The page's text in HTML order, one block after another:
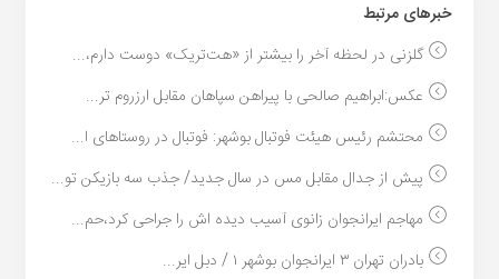
خبر‌های مرتبط
گلزنی در لحظه آخر را بیشتر از «هت‌تریک» دوست دارم،...
عکس:ابراهیم صالحی با پیراهن سپاهان مقابل ارزروم تر...
محتشم رئیس هیئت فوتبال بوشهر: فوتبال در روستاهای ا...
پیش از جدال مقابل مس در سال جدید/ جذب سه بازیکن تو...
مهاجم ایرانجوان زانوی آسیب دیده اش را جراحی کرد،حم...
بادران تهران ۳ ایرانجوان بوشهر ۱ / دبل ایر...